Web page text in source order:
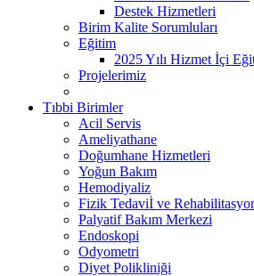
Destek Hizmetleri
Birim Kalite Sorumluları
Eğitim
2025 Yılı Hizmet İçi
Projelerimiz
Tıbbi Birimler
Acil Servis
Ameliyathane
Doğumhane Hizmetleri
Yoğun Bakım
Hemodiyaliz
Fizik Tedaviİ ve
Palyatif Bakım Merkezi
Endoskopi
Odyometri
Diyet Polikliniği